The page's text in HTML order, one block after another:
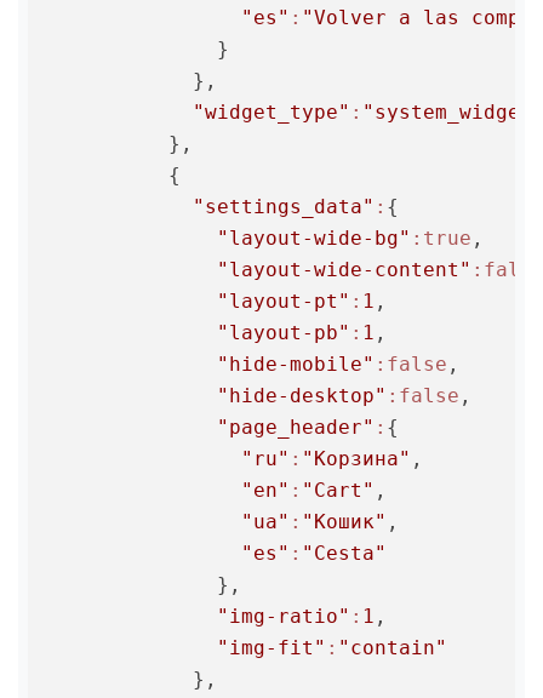
"es" : "Volver a las
              }
            },
"widget_type" :
          },
          {
"settings_data" : {
"layout-wide-bg" :true ,
"layout-wide-content" :false
"layout-pt" : 1 ,
"layout-pb" : 1 ,
"hide-mobile" :false ,
"hide-desktop" :false ,
"page_header" : {
"ru" : "Корзина" ,
"en" : "Cart" ,
"ua" : "Кошик" ,
"es" : "Cesta"
              },
"img-ratio" : 1 ,
"img-fit" : "contain"
            },